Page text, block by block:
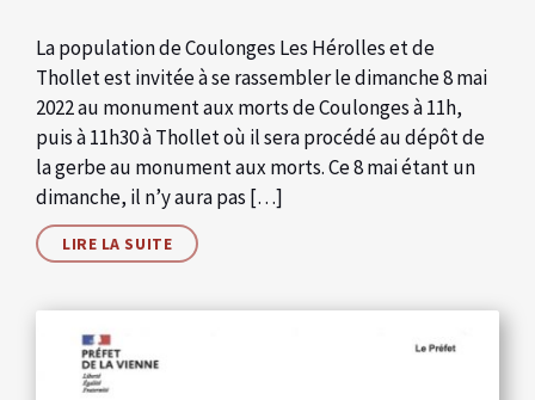
La population de Coulonges Les Hérolles et de
Thollet est invitée à se rassembler le dimanche 8 mai
2022 au monument aux morts de Coulonges à 11h,
puis à 11h30 à Thollet où il sera procédé au dépôt de
la gerbe au monument aux morts. Ce 8 mai étant un
dimanche, il n’y aura pas […]
LIRE LA SUITE